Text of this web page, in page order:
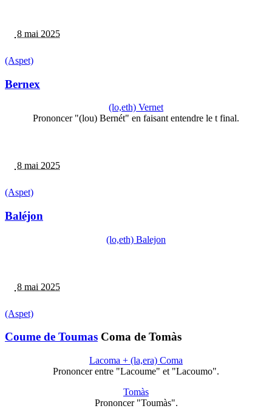
8 mai 2025
(Aspet)
Bernex
(lo,eth) Vernet
Prononcer "(lou) Bernét" en faisant entendre le t final.
8 mai 2025
(Aspet)
Baléjon
(lo,eth) Balejon
8 mai 2025
(Aspet)
Coume de Toumas Coma de Tomàs
Lacoma + (la,era) Coma
Prononcer entre "Lacoume" et "Lacoumo".
Tomàs
Prononcer "Toumàs".